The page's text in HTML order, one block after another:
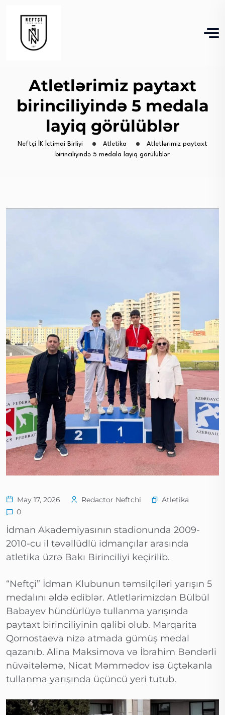
Atletlərimiz paytaxt
birinciliyində 5 medala
layiq görülüblər
Neftçi İK İctimai Birliyi Atletika
Atletlərimiz paytaxt
birinciliyində 5 medala layiq görülüblər
May 17, 2026 Redactor Neftchi
Atletika
0
İdman Akademiyasının stadionunda 2009-
2010-cu il təvəllüdlü idmançılar arasında
atletika üzrə Bakı Birinciliyi keçirilib.
“Neftçi” İdman Klubunun təmsilçiləri yarışın 5
medalını əldə ediblər. Atletlərimizdən Bülbül
Babayev hündürlüyə tullanma yarışında
paytaxt birinciliyinin qalibi olub. Marqarita
Qornostaeva nizə atmada gümüş medal
qazanıb. Alina Maksimova və İbrahim Bəndərli
nüvəitələmə, Nicat Məmmədov isə üçtəkanla
tullanma yarışında üçüncü yeri tutub.